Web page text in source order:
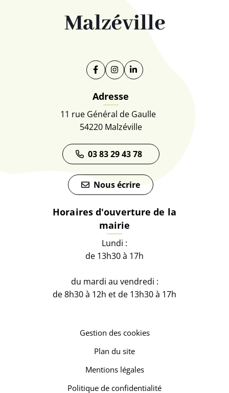
Facebook
(ouverture dans un nouvel onglet)
Instagram
(ouverture dans un nouvel
Linkedin
(ouverture dans un
Adresse
11 rue Général de Gaulle
54220 Malzéville
03 83 29 43 78
Nous écrire
Horaires d'ouverture de la
mairie
Lundi :
de 13h30 à 17h
du mardi au vendredi :
de 8h30 à 12h et de 13h30 à 17h
Gestion des cookies
Plan du site
Mentions légales
Politique de confidentialité